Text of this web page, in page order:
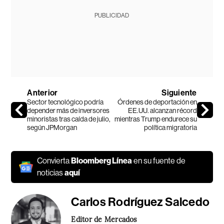
PUBLICIDAD
Anterior
Sector tecnológico podría
depender más de inversores
minoristas tras caída de julio,
según JPMorgan
Siguiente
Órdenes de deportación en
EE.UU. alcanzan récord
mientras Trump endurece su
política migratoria
ConviertaBloomberg Líneaen su fuente de
noticiasaquí
Carlos Rodríguez Salcedo
Editor de Mercados